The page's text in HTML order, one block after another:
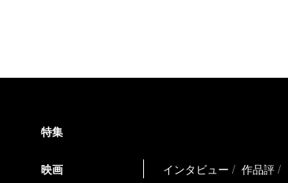
特集
映画 インタビュー 作品評